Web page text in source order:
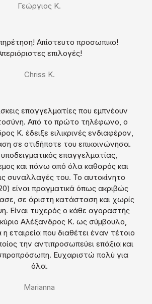
Γεώργιος Κ.
Απίστευτο προσωπικο!
επιλογές!
Chriss K.
επαγγελματίες που εμπνέουν
Από το πρώτο τηλέφωνο, ο
Κ. έδειξε ειλικρινές ενδιαφέρον,
σε οτιδήποτε του επικοινώνησα.
υποδειγματικός επαγγελματίας,
και πάνω από όλα καθαρός και
συναλλαγές του. Το αυτοκίνητο
είναι πραγματικά όπως ακριβώς
σε άριστη κατάσταση και χωρίς
Είναι τυχερός ο κάθε αγοραστής
Αλέξανδρος Κ. ως σύμβουλο,
η εταιρεία που διαθέτει έναν τέτοιο
την αντιπροσωπεύει επάξια και
Ευχαριστώ πολύ για
όλα.
Marianna